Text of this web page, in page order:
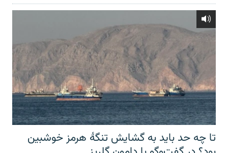
تا چه حد باید به گشایش تنگهٔ هرمز خوشبین